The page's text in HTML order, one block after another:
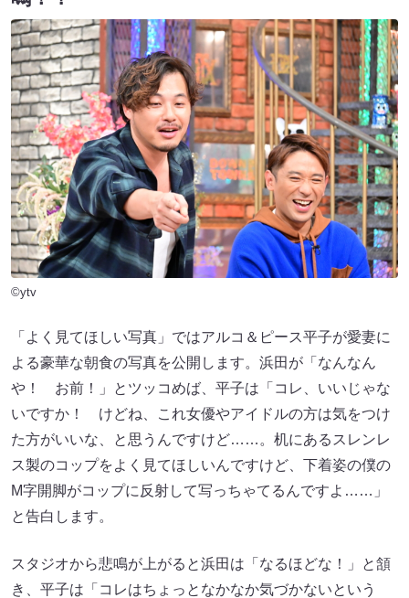
©ytv
「よく見てほしい写真」ではアルコ＆ピース平子が愛妻に
よる豪華な朝食の写真を公開します。浜田が「なんなん
や！ お前！」とツッコめば、平子は「コレ、いいじゃな
いですか！ けどね、これ女優やアイドルの方は気をつけ
た方がいいな、と思うんですけど……。机にあるスレンレ
ス製のコップをよく見てほしいんですけど、下着姿の僕の
M字開脚がコップに反射して写っちゃてるんですよ……」
と告白します。
スタジオから悲鳴が上がると浜田は「なるほどな！」と頷
き、平子は「コレはちょっとなかなか気づかないという